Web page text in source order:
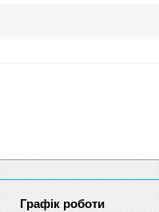
Графік роботи